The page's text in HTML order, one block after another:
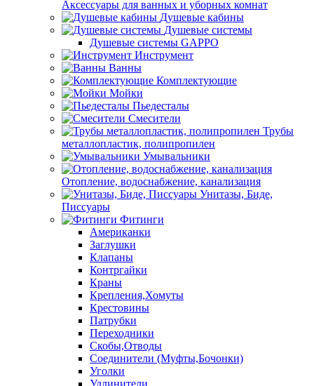
Аксессуары для ванных и уборных комнат
Душевые кабины
Душевые системы
Душевые системы GAPPO
Инструмент
Ванны
Комплектующие
Мойки
Пьедесталы
Смесители
Трубы
металлопластик, полипропилен
Умывальники
Отопление, водоснабжение, канализация
Унитазы, Биде,
Писсуары
Фитинги
Американки
Заглушки
Клапаны
Контргайки
Краны
Крепления,Хомуты
Крестовины
Патрубки
Переходники
Скобы,Отводы
Соединители (Муфты,Бочонки)
Уголки
Удлинители